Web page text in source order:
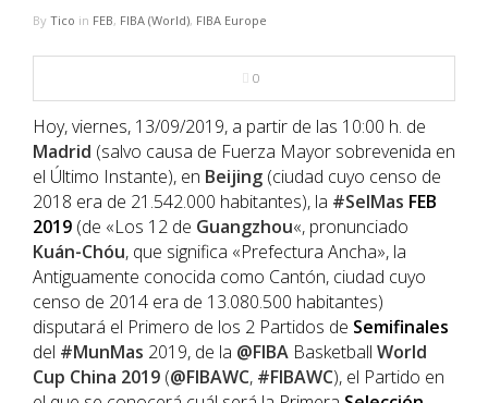
MULTIMEDIA
RIO 2016
By Tico in FEB, FIBA (World), FIBA Europe
0
Hoy, viernes, 13/09/2019, a partir de las 10:00 h. de
Madrid (salvo causa de Fuerza Mayor sobrevenida en
el Último Instante), en Beijing (ciudad cuyo censo de
2018 era de 21.542.000 habitantes), la #SelMas FEB
2019 (de «Los 12 de Guangzhou«, pronunciado
Kuán-Chóu, que significa «Prefectura Ancha», la
Antiguamente conocida como Cantón, ciudad cuyo
censo de 2014 era de 13.080.500 habitantes)
disputará el Primero de los 2 Partidos de Semifinales
del #MunMas 2019, de la @FIBA Basketball World
Cup China 2019 (@FIBAWC, #FIBAWC), el Partido en